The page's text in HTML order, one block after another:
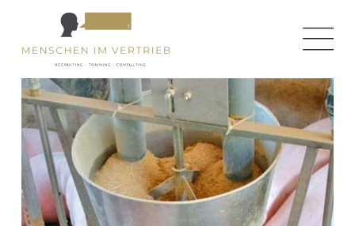
← zurück zur Homepage ← zurück zur Jobseite